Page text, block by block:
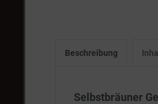
Beschreibung
Selbstbräuner